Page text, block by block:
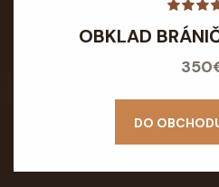
OBKLAD
DO